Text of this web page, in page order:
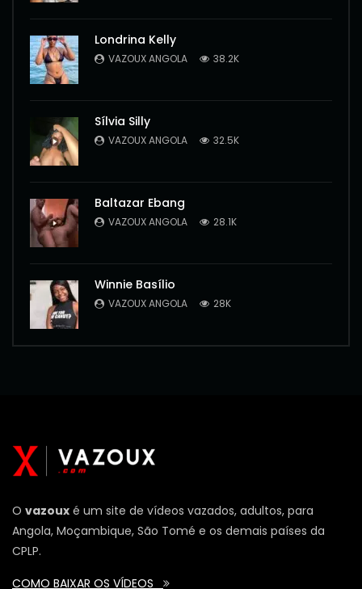
Londrina Kelly
VAZOUX ANGOLA 38.2K
Sílvia Silly
VAZOUX ANGOLA 32.5K
Baltazar Ebang
VAZOUX ANGOLA 28.1K
Winnie Basílio
VAZOUX ANGOLA 28K
O vazoux é um site de vídeos vazados, adultos, para
Angola, Moçambique, São Tomé e os demais países da
CPLP.
COMO BAIXAR OS VÍDEOS